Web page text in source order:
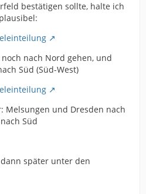
bestätigen sollte, halte ich
nach Nord gehen, und
Süd (Süd-West)
Melsungen und Dresden nach
Süd
später unter den